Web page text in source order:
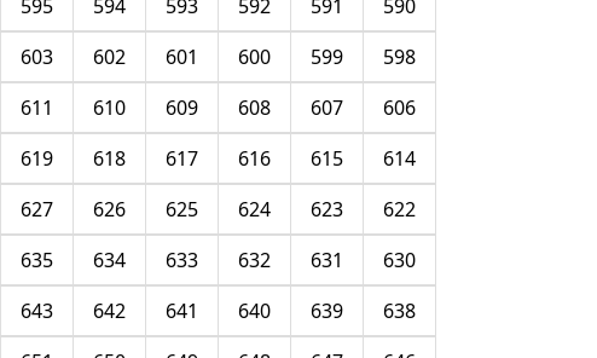
590
591
592
593
594
595
598
599
600
601
602
603
606
607
608
609
610
611
614
615
616
617
618
619
622
623
624
625
626
627
630
631
632
633
634
635
638
639
640
641
642
643